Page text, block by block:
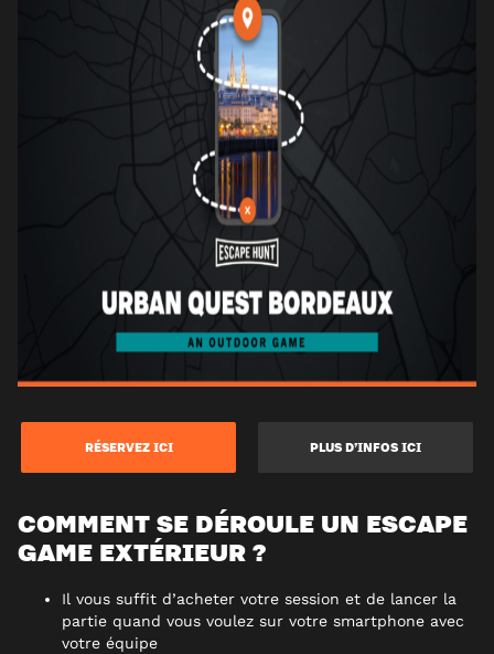
RÉSERVEZ ICI PLUS D’INFOS ICI
COMMENT SE DÉROULE UN ESCAPE
GAME EXTÉRIEUR ?
Il vous suffit d’acheter votre session et de lancer la
partie quand vous voulez sur votre smartphone avec
votre équipe